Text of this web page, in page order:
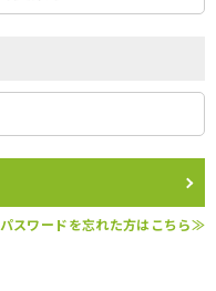
パスワードを忘れた方はこちら≫